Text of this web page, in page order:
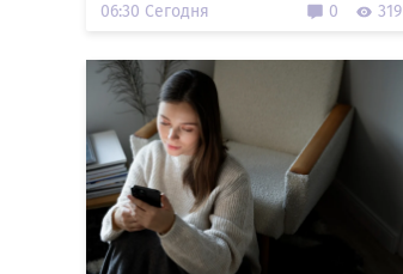
06:30 Сегодня 0 319